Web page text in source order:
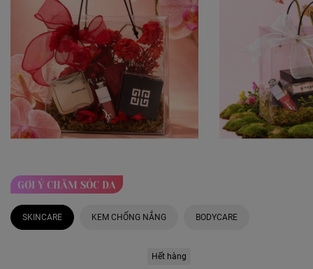
GỢI Ý CHĂM SÓC DA
SKINCARE KEM CHỐNG NẮNG BODYCARE
Hết hàng